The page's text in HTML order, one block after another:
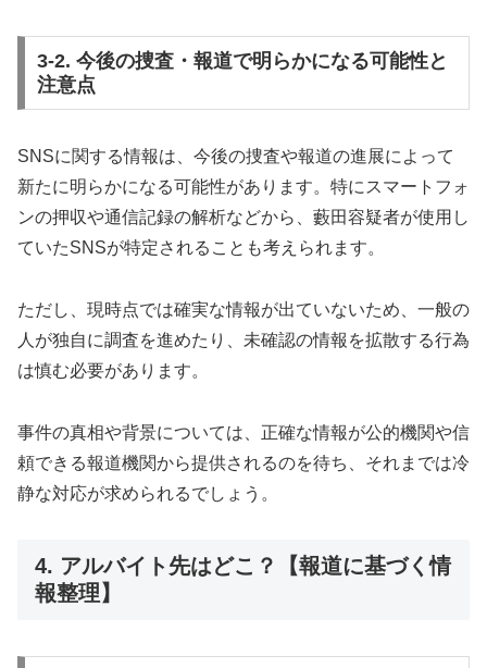
3-2. 今後の捜査・報道で明らかになる可能性と
注意点
SNSに関する情報は、今後の捜査や報道の進展によって
新たに明らかになる可能性があります。特にスマートフォ
ンの押収や通信記録の解析などから、藪田容疑者が使用し
ていたSNSが特定されることも考えられます。
ただし、現時点では確実な情報が出ていないため、一般の
人が独自に調査を進めたり、未確認の情報を拡散する行為
は慎む必要があります。
事件の真相や背景については、正確な情報が公的機関や信
頼できる報道機関から提供されるのを待ち、それまでは冷
静な対応が求められるでしょう。
4. アルバイト先はどこ？【報道に基づく情
報整理】